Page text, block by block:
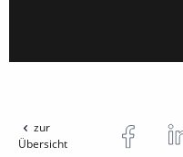
zur
Übersicht